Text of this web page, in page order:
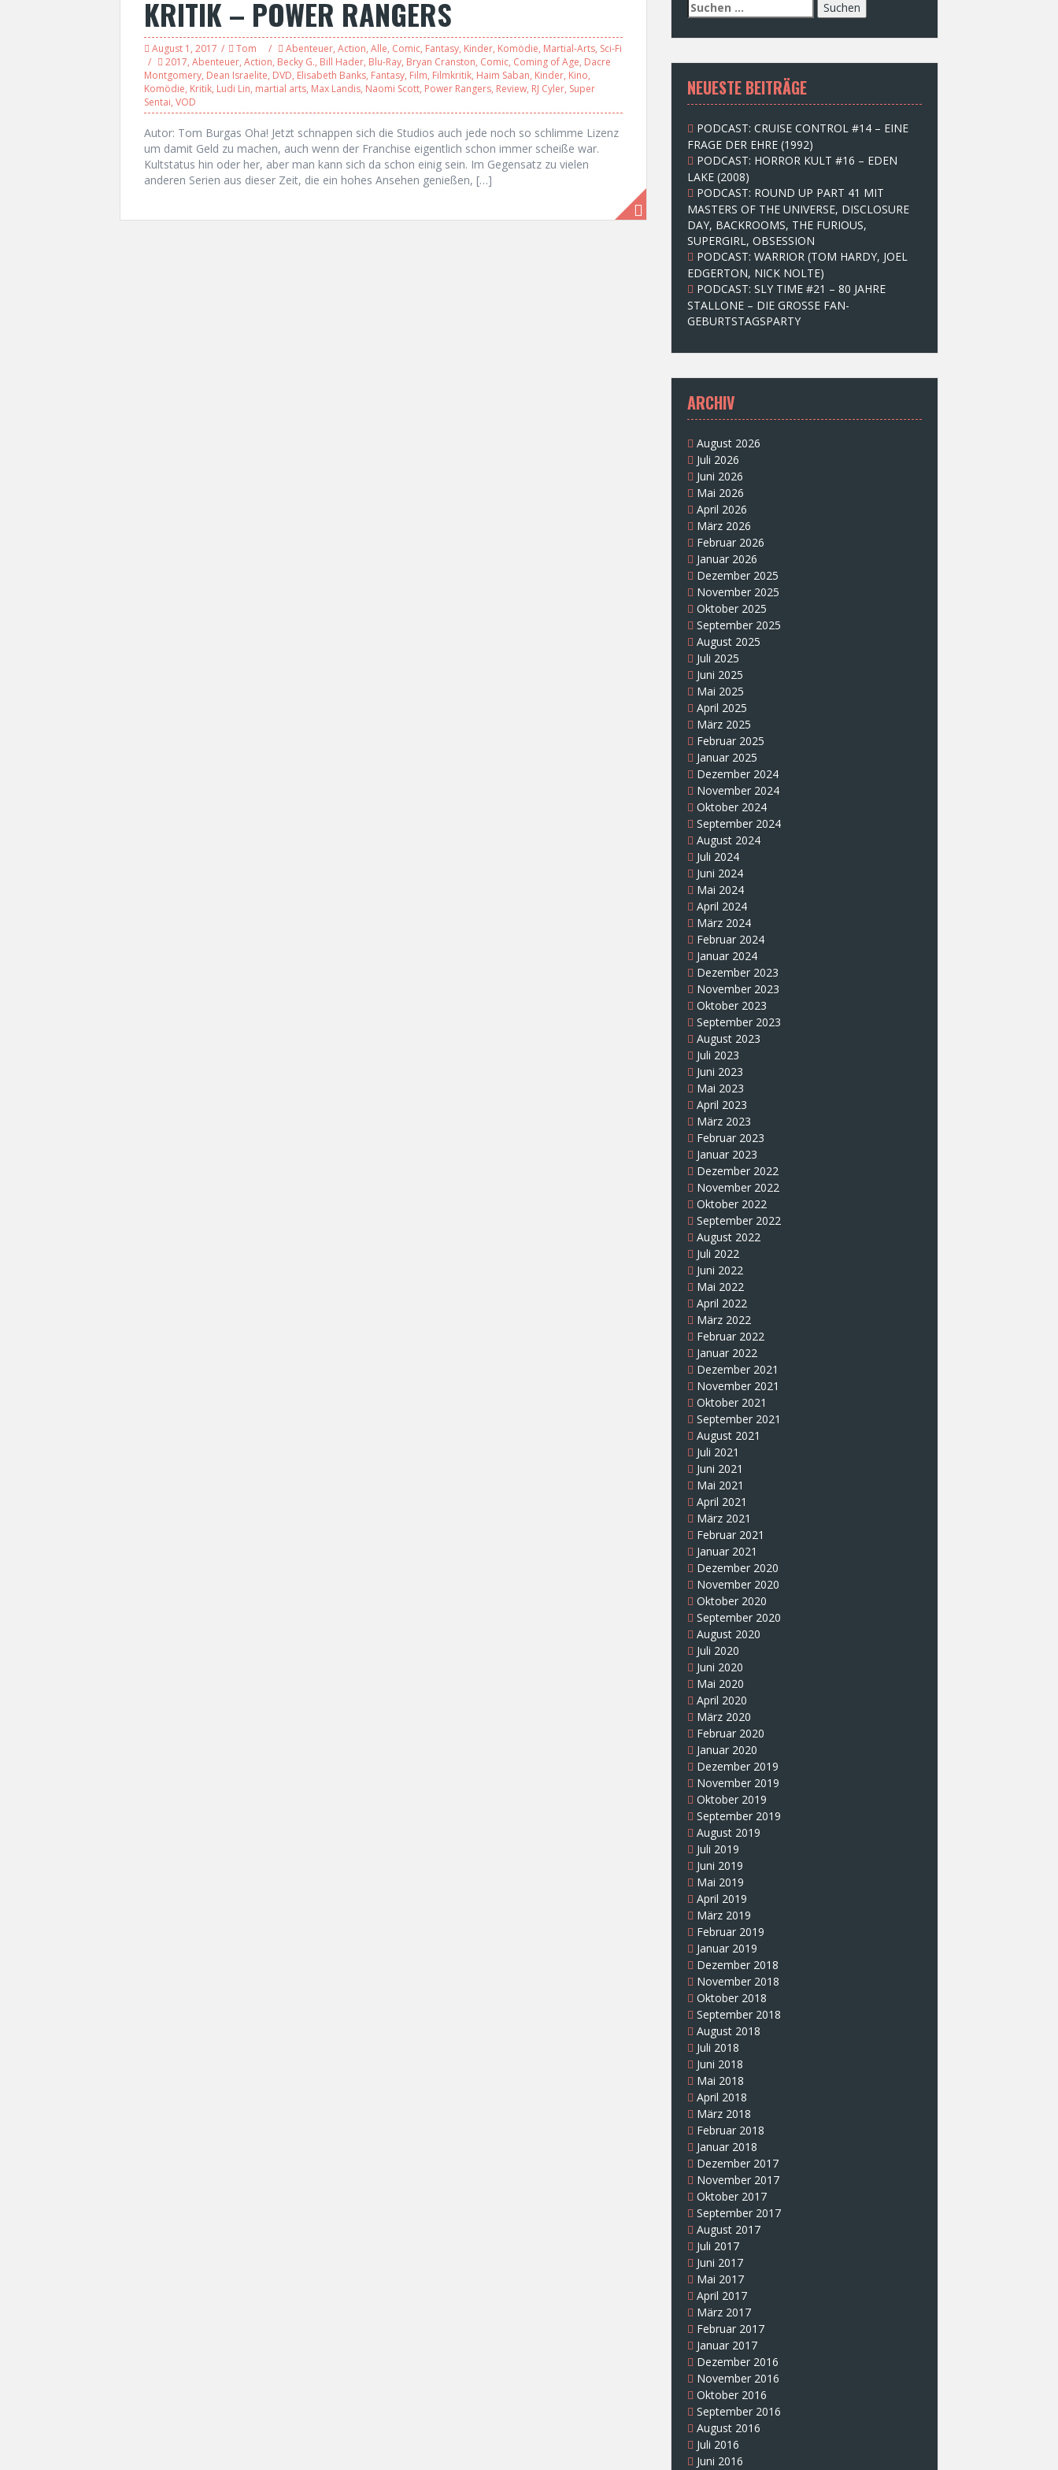
KRITIK – POWER RANGERS
August 1, 2017 Tom Abenteuer, Action, Alle, Comic, Fantasy, Kinder, Komödie, Martial-Arts, Sci-Fi
2017, Abenteuer, Action, Becky G., Bill Hader, Blu-Ray, Bryan Cranston, Comic, Coming of Age, Dacre
Montgomery, Dean Israelite, DVD, Elisabeth Banks, Fantasy, Film, Filmkritik, Haim Saban, Kinder, Kino,
Komödie, Kritik, Ludi Lin, martial arts, Max Landis, Naomi Scott, Power Rangers, Review, RJ Cyler, Super
Sentai, VOD
Autor: Tom Burgas Oha! Jetzt schnappen sich die Studios auch jede noch so schlimme Lizenz
um damit Geld zu machen, auch wenn der Franchise eigentlich schon immer scheiße war.
Kultstatus hin oder her, aber man kann sich da schon einig sein. Im Gegensatz zu vielen
anderen Serien aus dieser Zeit, die ein hohes Ansehen genießen, […]
S
u
c
e
n
n
c
h
:
NEUESTE BEITRÄGE
PODCAST: CRUISE CONTROL #14 – EINE
FRAGE DER EHRE (1992)
PODCAST: HORROR KULT #16 – EDEN
LAKE (2008)
PODCAST: ROUND UP PART 41 MIT
MASTERS OF THE UNIVERSE, DISCLOSURE
DAY, BACKROOMS, THE FURIOUS,
SUPERGIRL, OBSESSION
PODCAST: WARRIOR (TOM HARDY, JOEL
EDGERTON, NICK NOLTE)
PODCAST: SLY TIME #21 – 80 JAHRE
STALLONE – DIE GROSSE FAN-
GEBURTSTAGSPARTY
ARCHIV
August 2026
Juli 2026
Juni 2026
Mai 2026
April 2026
März 2026
Februar 2026
Januar 2026
Dezember 2025
November 2025
Oktober 2025
September 2025
August 2025
Juli 2025
Juni 2025
Mai 2025
April 2025
März 2025
Februar 2025
Januar 2025
Dezember 2024
November 2024
Oktober 2024
September 2024
August 2024
Juli 2024
Juni 2024
Mai 2024
April 2024
März 2024
Februar 2024
Januar 2024
Dezember 2023
November 2023
Oktober 2023
September 2023
August 2023
Juli 2023
Juni 2023
Mai 2023
April 2023
März 2023
Februar 2023
Januar 2023
Dezember 2022
November 2022
Oktober 2022
September 2022
August 2022
Juli 2022
Juni 2022
Mai 2022
April 2022
März 2022
Februar 2022
Januar 2022
Dezember 2021
November 2021
Oktober 2021
September 2021
August 2021
Juli 2021
Juni 2021
Mai 2021
April 2021
März 2021
Februar 2021
Januar 2021
Dezember 2020
November 2020
Oktober 2020
September 2020
August 2020
Juli 2020
Juni 2020
Mai 2020
April 2020
März 2020
Februar 2020
Januar 2020
Dezember 2019
November 2019
Oktober 2019
September 2019
August 2019
Juli 2019
Juni 2019
Mai 2019
April 2019
März 2019
Februar 2019
Januar 2019
Dezember 2018
November 2018
Oktober 2018
September 2018
August 2018
Juli 2018
Juni 2018
Mai 2018
April 2018
März 2018
Februar 2018
Januar 2018
Dezember 2017
November 2017
Oktober 2017
September 2017
August 2017
Juli 2017
Juni 2017
Mai 2017
April 2017
März 2017
Februar 2017
Januar 2017
Dezember 2016
November 2016
Oktober 2016
September 2016
August 2016
Juli 2016
Juni 2016